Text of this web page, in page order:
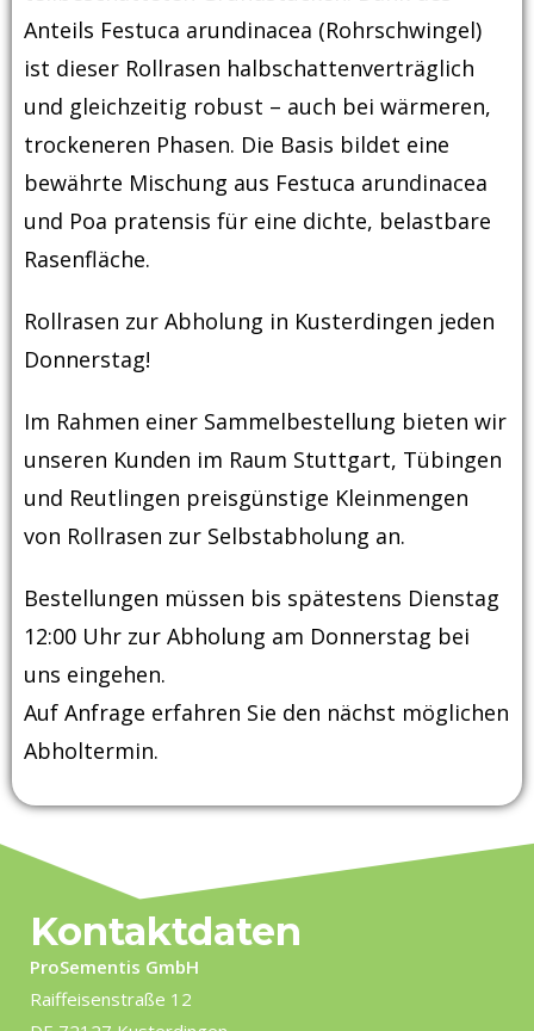
Anteils Festuca arundinacea (Rohrschwingel)
ist dieser Rollrasen halbschattenverträglich
und gleichzeitig robust – auch bei wärmeren,
trockeneren Phasen. Die Basis bildet eine
bewährte Mischung aus Festuca arundinacea
und Poa pratensis für eine dichte, belastbare
Rasenfläche.
Rollrasen zur Abholung in Kusterdingen jeden
Donnerstag!
Im Rahmen einer Sammelbestellung bieten wir
unseren Kunden im Raum Stuttgart, Tübingen
und Reutlingen preisgünstige Kleinmengen
von Rollrasen zur Selbstabholung an.
Bestellungen müssen bis spätestens Dienstag
12:00 Uhr zur Abholung am Donnerstag bei
uns eingehen.
Auf Anfrage erfahren Sie den nächst möglichen
Abholtermin.
Kontaktdaten
ProSementis GmbH
Raiffeisenstraße 12